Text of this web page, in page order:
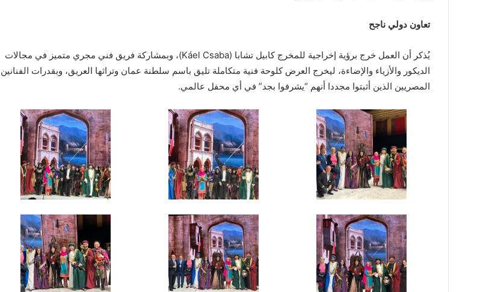
تعاون دولي ناجح
يُذكر أن العمل خرج برؤية إخراجية للمخرج كابيل تشابا (Káel Csaba)، وبمشاركة فريق فني مجري متميز في مجالات
الديكور والأزياء والإضاءة، ليخرج العرض كلوحة فنية متكاملة تليق باسم سلطنة عمان وتراثها العريق، وبقدرات الفنانين
المصريين الذين أثبتوا مجددا أنهم “يشرفوا بجد” في أي محفل عالمي.